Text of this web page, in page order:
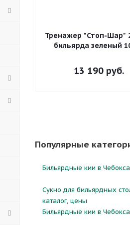
Тренажер "Стоп-Шар"
бильярда зеленый
13 190 руб.
Популярные
Бильярдные кии в
Сукно для бильярдных
каталог, цены
Бильярдные кии в